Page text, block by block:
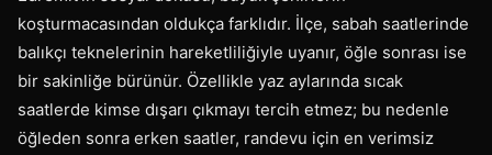
koşturmacasından oldukça farklıdır. İlçe, sabah saatlerinde
balıkçı teknelerinin hareketliliğiyle uyanır, öğle sonrası ise
bir sakinliğe bürünür. Özellikle yaz aylarında sıcak
saatlerde kimse dışarı çıkmayı tercih etmez; bu nedenle
öğleden sonra erken saatler, randevu için en verimsiz